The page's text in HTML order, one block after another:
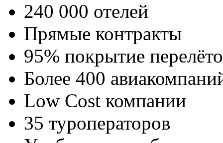
240 000 отелей
Прямые контракты
95% покрытие
Более 400
Low Cost компании
35 туроператоров